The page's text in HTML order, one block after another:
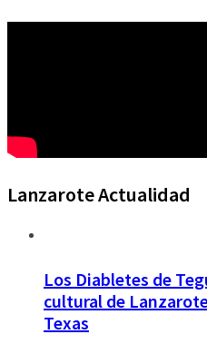
Lanzarote Actualidad
Los Diabletes de
cultural de
Texas